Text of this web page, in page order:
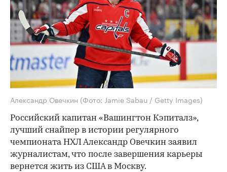
Александр Овечкин (Фото: Jamie Sabau / Getty Images)
Российский капитан «Вашингтон Кэпиталз»,
лучший снайпер в истории регулярного
чемпионата НХЛ Александр Овечкин заявил
журналистам, что после завершения карьеры
вернется жить из США в Москву.